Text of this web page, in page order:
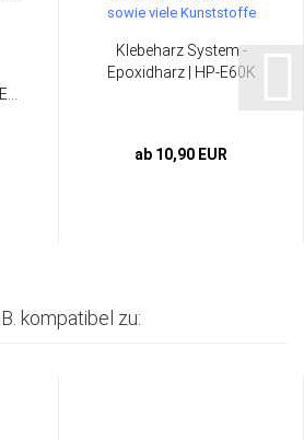
Klebeharz System -
Epoxidharz | HP-E60K
ab 10,90 EUR
kompatibel zu: